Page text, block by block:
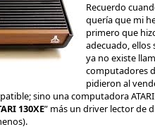
Recuerdo
quería que mi
primero que
adecuado, ellos
ya no existe
computadores
pidieron al
sino una computadora
130XE” más un driver lector de